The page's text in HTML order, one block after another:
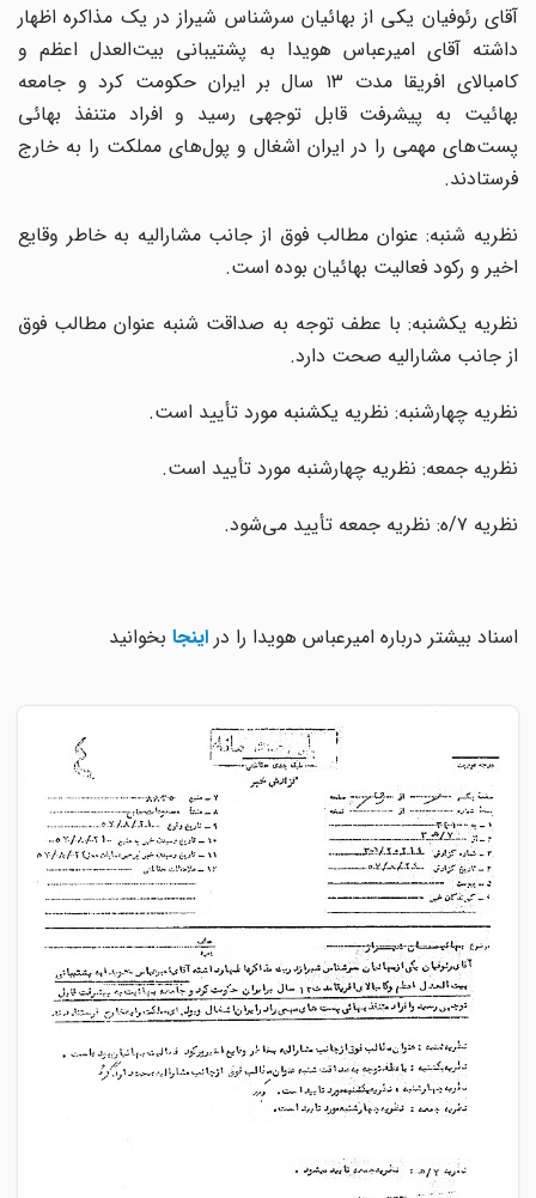
آقای رئوفیان یکی از بهائیان سرشناس شیراز در یک مذاکره اظهار
داشته آقای امیرعباس هویدا به پشتیبانی بیت‌العدل اعظم و
کامبالای افریقا مدت ۱۳ سال بر ایران حکومت کرد و جامعه
بهائیت به پیشرفت قابل توجهی رسید و افراد متنفذ بهائی
پست‌های مهمی را در ایران اشغال و پول‌های مملکت را به خارج
فرستادند.
نظریه شنبه: عنوان مطالب فوق از جانب مشارالیه به خاطر وقایع
اخیر و رکود فعالیت بهائیان بوده است.
نظریه یکشنبه: با عطف توجه به صداقت شنبه عنوان مطالب فوق
از جانب مشارالیه صحت دارد.
نظریه چهارشنبه: نظریه یکشنبه مورد تأیید است.
نظریه جمعه: نظریه چهارشنبه مورد تأیید است.
نظریه ۷/ه‌: نظریه جمعه تأیید می‌شود.
اسناد بیشتر درباره امیرعباس هویدا را دراینجابخوانید